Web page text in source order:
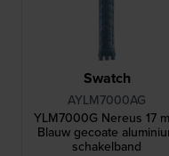
Swatch
AYLM7000AG
YLM7000G Nereus 17
Blauw gecoate
schakelband